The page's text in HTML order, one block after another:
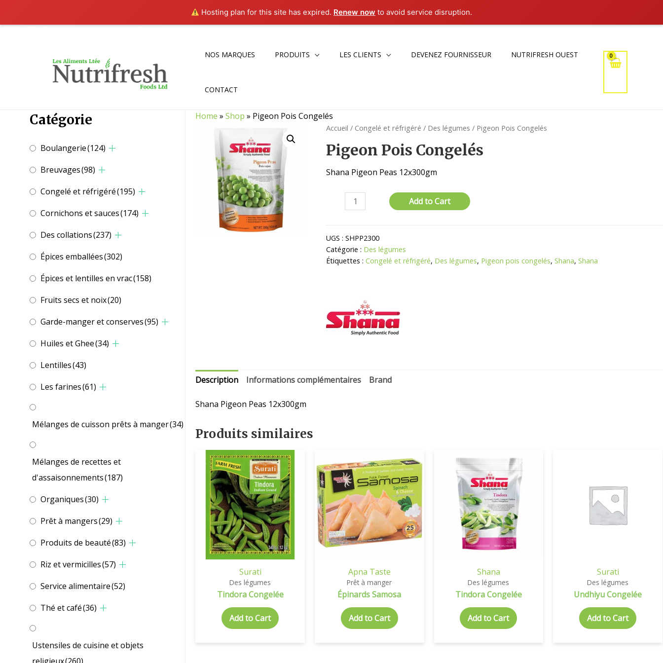
Hosting plan for this site has expired. Renew now to avoid service disruption.
NOS MARQUES PRODUITS LES CLIENTS DEVENEZ FOURNISSEUR NUTRIFRESH OUEST
CONTACT
Catégorie
Boulangerie(124)
Breuvages(98)
Congelé et réfrigéré(195)
Cornichons et sauces(174)
Des collations(237)
Épices emballées(302)
Épices et lentilles en vrac(158)
Fruits secs et noix(20)
Garde-manger et conserves(95)
Huiles et Ghee(34)
Lentilles(43)
Les farines(61)
Mélanges de cuisson prêts à manger(34)
Mélanges de recettes et
d'assaisonnements(187)
Organiques(30)
Prêt à mangers(29)
Produits de beauté(83)
Riz et vermicilles(57)
Service alimentaire(52)
Thé et café(36)
Ustensiles de cuisine et objets
Home »Shop » Pigeon Pois Congelés
Accueil / Congelé et réfrigéré / Des légumes / Pigeon Pois Congelés
Pigeon Pois Congelés
Shana Pigeon Peas 12x300gm
quantité
Pois
Congelés
Add to Cart
UGS :SHPP2300
Catégorie : Des légumes
Étiquettes :Congelé et réfrigéré, Des légumes, Pigeon pois congelés,Shana,Shana
Description Informations complémentaires Brand
Shana Pigeon Peas 12x300gm
Produits similaires
Surati
Des légumes
Tindora Congelée
Add to Cart
Apna Taste
Prêt à manger
Épinards Samosa
Add to Cart
Shana
Des légumes
Tindora Congelée
Add to Cart
Surati
Des légumes
Undhiyu Congelée
Add to Cart